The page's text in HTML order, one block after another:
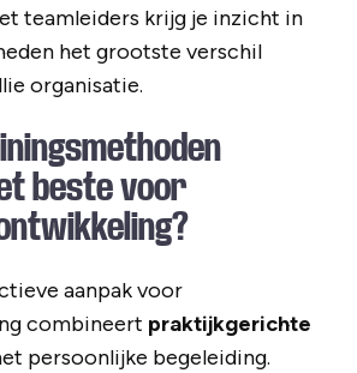
teamleiders krijg je inzicht in
het grootste verschil
organisatie.
beste voor
aanpak voor
combineert praktijkgerichte
persoonlijke begeleiding.